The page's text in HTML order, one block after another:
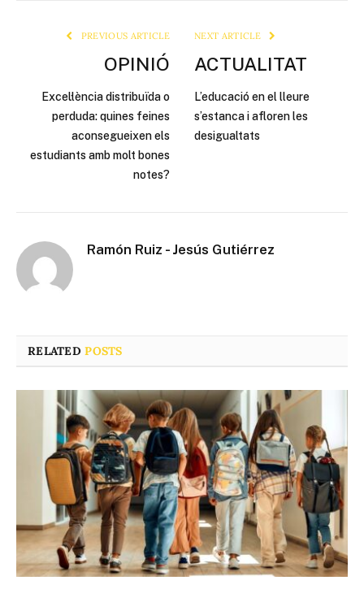
PREVIOUS ARTICLE
OPINIÓ
Excel·lència distribuïda o
perduda: quines feines
aconsegueixen els
estudiants amb molt bones
notes?
NEXT ARTICLE
ACTUALITAT
L’educació en el lleure
s’estanca i afloren les
desigualtats
Ramón Ruiz - Jesús Gutiérrez
RELATEDPOSTS